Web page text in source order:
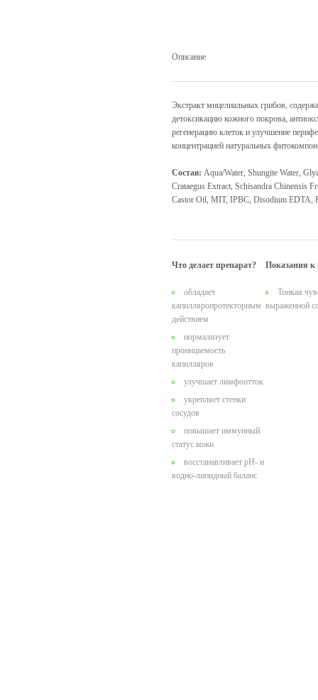
Описание
Экстракт мицелиальных грибов,
детоксикацию кожного покрова,
регенерацию клеток и улучшение
концентрацией натуральных
Состав: Aqua/Water, Shungite Water,
Crataegus Extract, Schisandra Chinensis
Castor Oil, MIT, IPBC, Disodium EDTA,
Что делает препарат?
обладает
капилляропротекторным
действием
нормализует
проницаемость
капилляров
улучшает лимфоотток
укрепляет стенки
сосудов
повышает иммунный
статус кожи
восстанавливает рН- и
водно-липидный баланс
Показания
Тонкая
выраженной